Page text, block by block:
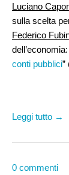
Luciano
sulla scelta
Federico
dell’economia:
conti pubblici”
Leggi tutto →
0 commenti